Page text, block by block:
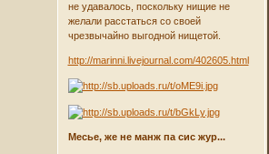
не удавалось, поскольку нищие не
желали расстаться со своей
чрезвычайно выгодной нищетой.
http://marinni.livejournal.com/402605.html
Месье, же не манж па сис жур...